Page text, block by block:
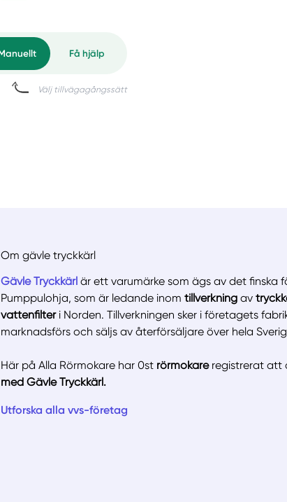
Om gävle tryckkärl
Gävle Tryckkärl är ett varumärke som ägs av det finska
Pumppulohja, som är ledande inom tillverkning av
vattenfilter i Norden. Tillverkningen sker i företagets
marknadsförs och säljs av återförsäljare över hela
Här på Alla Rörmokare har 0st rörmokare registrerat att
med Gävle Tryckkärl.
Utforska alla vvs-företag